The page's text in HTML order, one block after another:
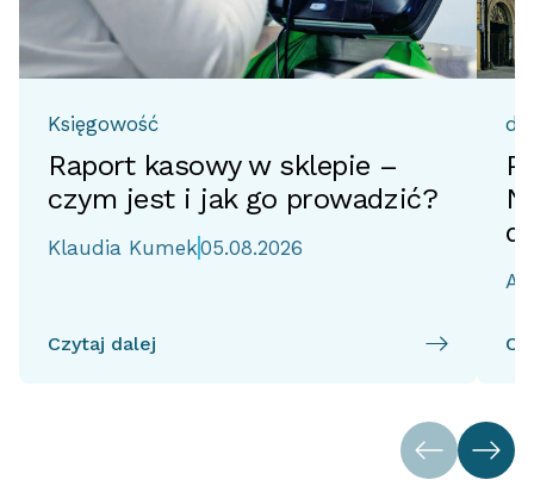
Księgowość
Raport kasowy w sklepie –
czym jest i jak go prowadzić?
Klaudia Kumek05.08.2026
Czytaj dalej